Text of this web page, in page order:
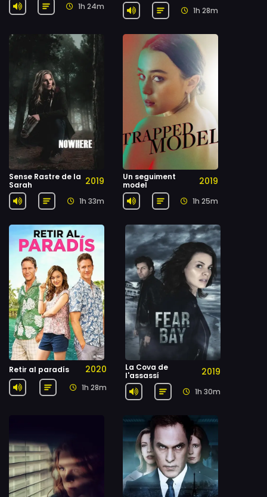
1h 24m 1h 28m
Sense Rastre de la
Sarah
2019
1h 33m
Un seguiment
model
2019
1h 25m
Retir al paradís 2020
1h 28m
La Cova de
l'assassí
2019
1h 30m